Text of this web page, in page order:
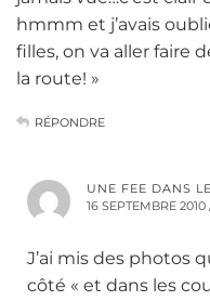
hmmm et j’avais
filles, on va aller faire
la route! »
RÉPONDRE
UNE FEE DANS
16 SEPTEMBRE
J’ai mis des photos
côté « et dans les